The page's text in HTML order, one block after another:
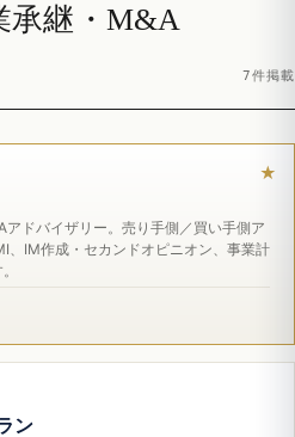
承継・M&A
7件掲載
ドバイザリー。売り手側／買い手側ア
、IM作成・セカンドオピニオン、事業計
ン